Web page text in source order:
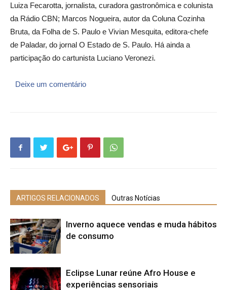
Luiza Fecarotta, jornalista, curadora gastronômica e colunista
da Rádio CBN; Marcos Nogueira, autor da Coluna Cozinha
Bruta, da Folha de S. Paulo e Vivian Mesquita, editora-chefe
de Paladar, do jornal O Estado de S. Paulo. Há ainda a
participação do cartunista Luciano Veronezi.
Deixe um comentário
ARTIGOS RELACIONADOS Outras Notícias
Inverno aquece vendas e muda hábitos
de consumo
Eclipse Lunar reúne Afro House e
experiências sensoriais